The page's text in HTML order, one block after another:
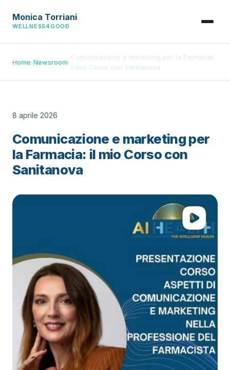
Monica Torriani
WELLNESS4GOOD
Home›Newsroom›
Comunicazione e marketing per la Farmacia:
il mio Corso con Sanitanova
8 aprile 2026
Comunicazione e marketing per
la Farmacia: il mio Corso con
Sanitanova